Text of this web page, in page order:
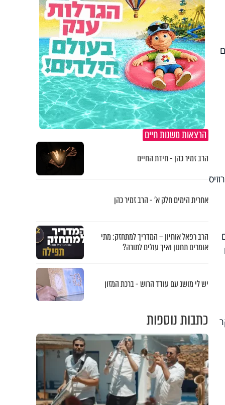
הרצאות משנות חיים
הרב זמיר כהן - חידת החיים
אחרית הימים חלק א’ - הרב זמיר כהן
הרב רפאל אוחיון – המדריך למתחזק: מתי
אומרים תחנון ואיך עולים לתורה?
יש לי מושג עם עודד הרוש - ברכת המזון
כתבות נוספות